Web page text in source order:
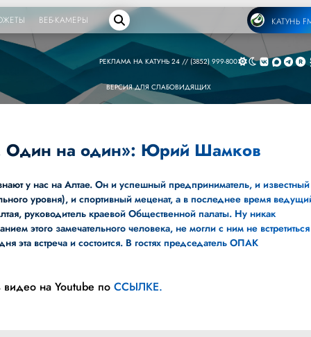
ВЕБ-КАМЕРЫ КАТУНЬ
РЕКЛАМА НА КАТУНЬ 24 // (3852) 999-800
ВЕРСИЯ ДЛЯ СЛАБОВИДЯЩИХ
Один на один»: Юрий Шамков
у нас на Алтае. Он и успешный предприниматель, и известный
уровня), и спортивный меценат, а в последнее время
руководитель краевой Общественной палаты. Ну никак
этого замечательного человека, не могли с ним не встретиться
эта встреча и состоится. В гостях председатель ОПАК
видео на Youtube поССЫЛКЕ.